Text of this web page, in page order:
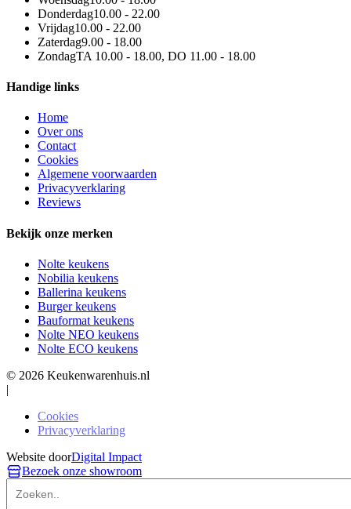
Donderdag10.00 - 22.00
Vrijdag10.00 - 22.00
Zaterdag9.00 - 18.00
ZondagTA 10.00 - 18.00, DO 11.00 - 18.00
Handige links
Home
Over ons
Contact
Cookies
Algemene voorwaarden
Privacyverklaring
Reviews
Bekijk onze merken
Nolte keukens
Nobilia keukens
Ballerina keukens
Burger keukens
Bauformat keukens
Nolte NEO keukens
Nolte ECO keukens
© 2026 Keukenwarenhuis.nl
|
Cookies
Privacyverklaring
Website doorDigital Impact
Bezoek onze showroom